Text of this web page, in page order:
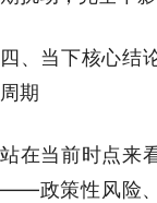
四、当下核心结
周期
站在当前时点来
——政策性风险